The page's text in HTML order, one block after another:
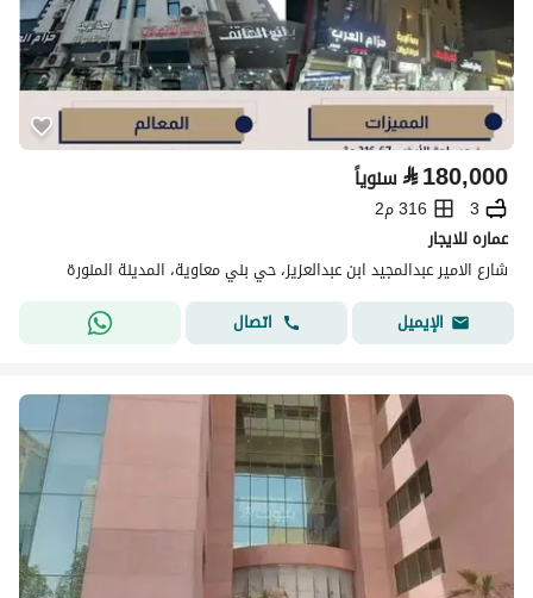
⃁180,000 سنوياً
3
316 م2
عماره للايجار
شارع الامير عبدالمجيد ابن عبدالعزيز، حي بني معاوية، المدينة المنورة
الإيميل
اتصال